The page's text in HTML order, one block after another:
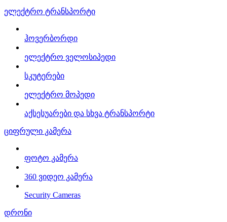
ელექტრო ტრანსპორტი
ჰოვერბორდი
ელექტრო ველოსიპედი
სკუტერები
ელექტრო მოპედი
აქსესუარები და სხვა ტრანსპორტი
ციფრული კამერა
ფოტო კამერა
360 ვიდეო კამერა
Security Cameras
დრონი